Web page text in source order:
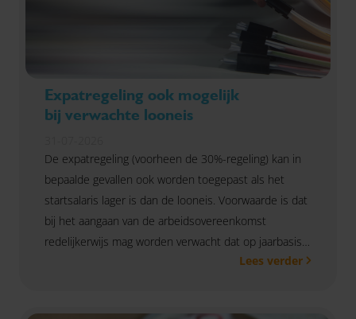
Expatregeling ook mogelijk
bij verwachte looneis
De expatregeling (voorheen de 30%-regeling) kan in
bepaalde gevallen ook worden toegepast als het
startsalaris lager is dan de looneis. Voorwaarde is dat
bij het aangaan van de arbeidsovereenkomst
redelijkerwijs mag worden verwacht dat op jaarbasis
aan de looneis wordt voldaan, zo oordeelt rechtbank
Lees verder